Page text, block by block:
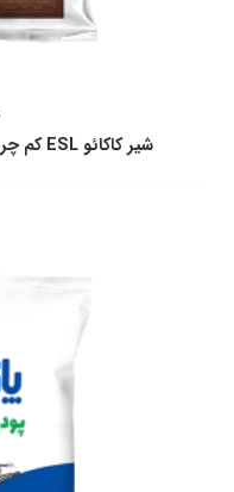
شير كاكائو ESL كم چرب كيسه‌ای 800 سی سی پاكبان